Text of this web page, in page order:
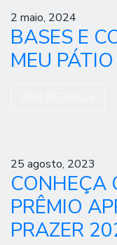
2 maio, 2024
BASES E
MEU
25 agosto, 2023
CONHEÇA
PRÊMIO
PRAZER